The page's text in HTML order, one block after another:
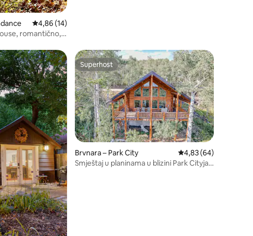
Prosječna ocjena: 4,86/5, recenzija: 14
4,86 (14)
romantično,
14
Superhost
Superhost
Brvnara – Park City Prosječna ocjena:
4,83 (64)
Smještaj u planinama u blizini Park Cityja s